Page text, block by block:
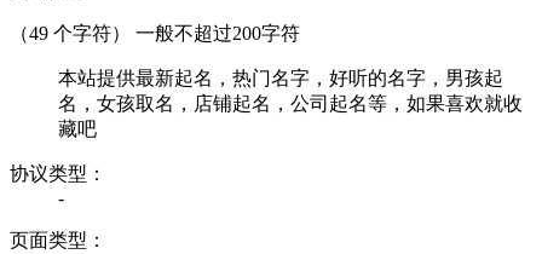
（49 个字符） 一般不超过200字符
本站提供最新起名，热门名字，好听的名字，男孩起
名，女孩取名，店铺起名，公司起名等，如果喜欢就收
藏吧
协议类型：
-
页面类型：